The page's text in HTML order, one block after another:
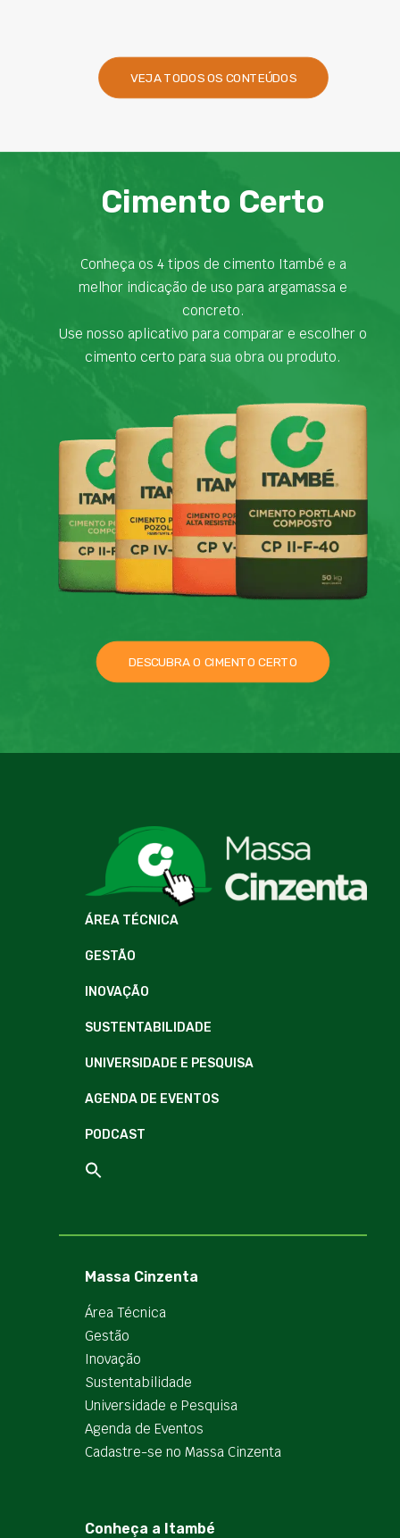
VEJA TODOS OS CONTEÚDOS
Cimento Certo
Conheça os 4 tipos de cimento Itambé e a
melhor indicação de uso para argamassa e
concreto.
Use nosso aplicativo para comparar e escolher o
cimento certo para sua obra ou produto.
DESCUBRA O CIMENTO CERTO
ÁREA TÉCNICA
GESTÃO
INOVAÇÃO
SUSTENTABILIDADE
UNIVERSIDADE E PESQUISA
AGENDA DE EVENTOS
PODCAST
Massa Cinzenta
Área Técnica
Gestão
Inovação
Sustentabilidade
Universidade e Pesquisa
Agenda de Eventos
Cadastre-se no Massa Cinzenta
Conheça a Itambé